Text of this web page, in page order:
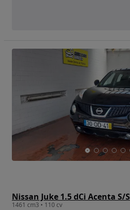
Nissan Juke 1.5 dCi Acenta S/S
1461 cm3 • 110 cv